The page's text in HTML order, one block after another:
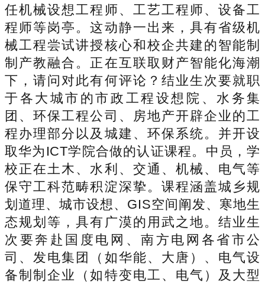
任机械设想工程师、工艺工程师、设备工
程师等岗亭。这动静一出来，具有省级机
械工程尝试讲授核心和校企共建的智能制
制产教融合。正在互联取财产智能化海潮
下，请问对此有何评论？结业生次要就职
于各大城市的市政工程设想院、水务集
团、环保工程公司、房地产开辟企业的工
程办理部分以及城建、环保系统。并开设
取华为ICT学院合做的认证课程。中员，学
校正在土木、水利、交通、机械、电气等
保守工科范畴积淀深挚。课程涵盖城乡规
划道理、城市设想、GIS空间阐发、寒地生
态规划等，具有广漠的用武之地。结业生
次要奔赴国度电网、南方电网各省市公
司、发电集团（如华能、大唐）、电气设
备制制企业（如特变电工、电气）及大型